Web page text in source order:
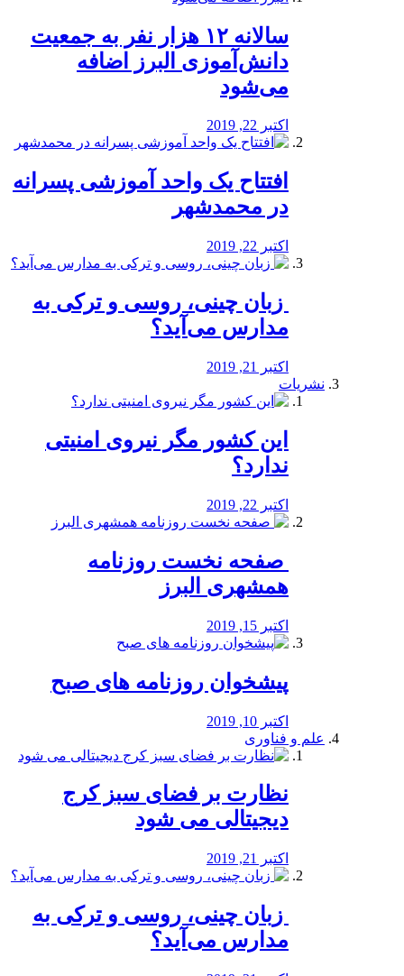
️سالانه ۱۲ هزار نفر به جمعیت
دانش‌آموزی البرز اضافه
می‌شود
اکتبر 22, 2019
افتتاح یک واحد آموزشی پسرانه
در محمدشهر
اکتبر 22, 2019
️ زبان چینی، روسی و ترکی به
مدارس می‌آید؟
اکتبر 21, 2019
نشریات
این کشور مگر نیروی امنیتی
ندارد؟
اکتبر 22, 2019
️ صفحه نخست روزنامه‌
همشهری البرز
اکتبر 15, 2019
پیشخوان روزنامه های صبح
اکتبر 10, 2019
علم و فناوری
نظارت بر فضای سبز کرج
دیجیتالی می شود
اکتبر 21, 2019
️ زبان چینی، روسی و ترکی به
مدارس می‌آید؟